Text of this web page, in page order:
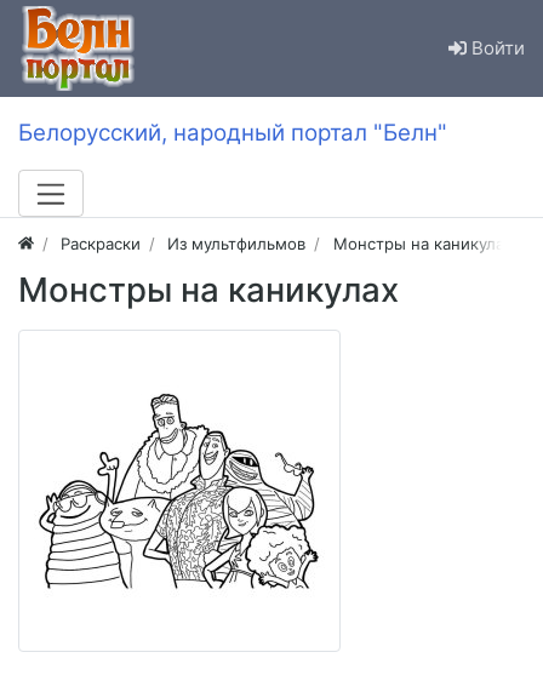
Войти
Белорусский, народный портал "Белн"
Раскраски Из мультфильмов Монстры на каникулах
Монстры на каникулах